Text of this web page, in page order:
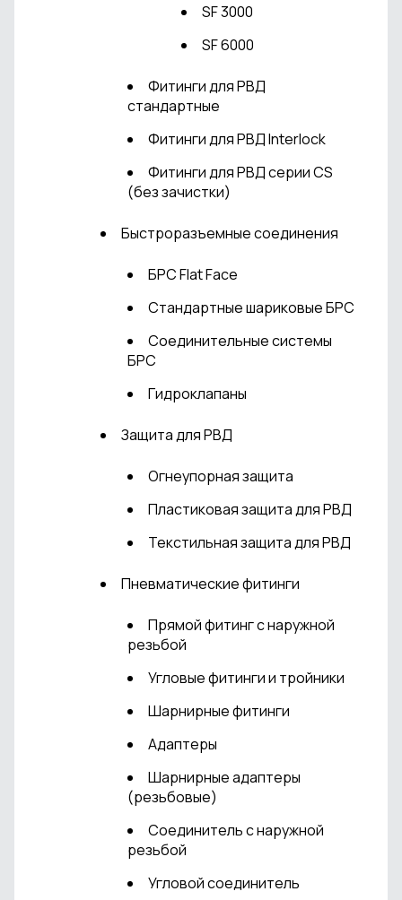
SF 3000
SF 6000
Фитинги для РВД
стандартные
Фитинги для РВД Interlock
Фитинги для РВД серии CS
(без зачистки)
Быстроразъемные соединения
БРС Flat Face
Стандартные шариковые БРС
Соединительные системы
БРС
Гидроклапаны
Защита для РВД
Огнеупорная защита
Пластиковая защита для РВД
Текстильная защита для РВД
Пневматические фитинги
Прямой фитинг с наружной
резьбой
Угловые фитинги и тройники
Шарнирные фитинги
Адаптеры
Шарнирные адаптеры
(резьбовые)
Соединитель с наружной
резьбой
Угловой соединитель